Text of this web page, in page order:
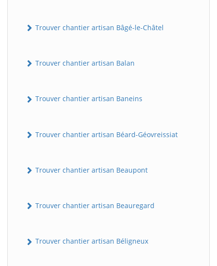
Trouver chantier artisan Bâgé-le-Châtel
Trouver chantier artisan Balan
Trouver chantier artisan Baneins
Trouver chantier artisan Béard-Géovreissiat
Trouver chantier artisan Beaupont
Trouver chantier artisan Beauregard
Trouver chantier artisan Béligneux